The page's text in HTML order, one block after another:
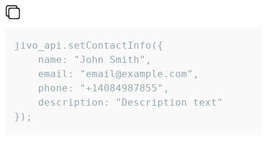
jivo_api.setContactInfo({
    name: "John Smith",
    email: "email@example.com",
    phone: "+14084987855",
    description: "Description text"
});